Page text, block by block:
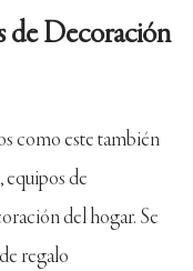
de Decoración
como este también
de
del hogar. Se
regalo